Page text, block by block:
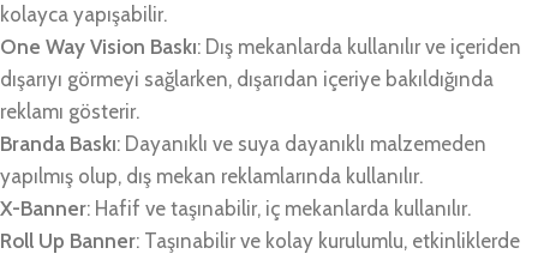
kolayca yapışabilir.
One Way Vision Baskı: Dış mekanlarda kullanılır ve içeriden
dışarıyı görmeyi sağlarken, dışarıdan içeriye bakıldığında
reklamı gösterir.
Branda Baskı: Dayanıklı ve suya dayanıklı malzemeden
yapılmış olup, dış mekan reklamlarında kullanılır.
X-Banner: Hafif ve taşınabilir, iç mekanlarda kullanılır.
Roll Up Banner: Taşınabilir ve kolay kurulumlu, etkinliklerde